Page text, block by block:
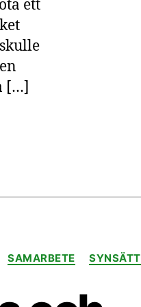
kopplar
dem
till
varandra
ett
[…]
SAMARBETE SYNSÄTT